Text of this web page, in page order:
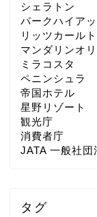
シェラトン
パークハイアッ
リッツカール
マンダリンオ
ミラコスタ
ペニンシュラ
帝国ホテル
星野リゾート
観光庁
消費者庁
JATA 一般社団
タグ